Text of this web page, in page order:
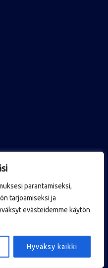
parantamiseksi,
tarjoamiseksi ja
evästeidemme käytön
Hyväksy kaikki